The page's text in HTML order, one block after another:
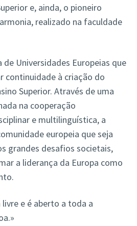
e, ainda, o pioneiro
realizado na faculdade
Universidades Europeias que
continuidade à criação do
Superior. Através de uma
na cooperação
e multilinguística, a
europeia que seja
grandes desafios societais,
a liderança da Europa como
e é aberto a toda a